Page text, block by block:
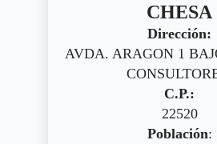
CHESA
Dirección:
AVDA. ARAGON 1
C.P.:
22520
Población: